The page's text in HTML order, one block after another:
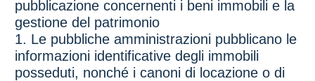
pubblicazione concernenti i beni immobili e la
gestione del patrimonio
1. Le pubbliche amministrazioni pubblicano le
informazioni identificative degli immobili
posseduti, nonché i canoni di locazione o di